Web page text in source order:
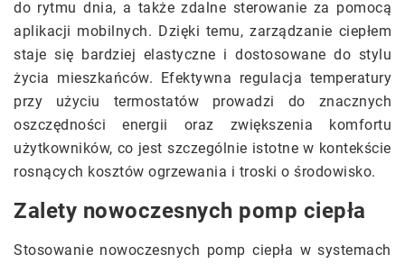
do rytmu dnia, a także zdalne sterowanie za pomocą
aplikacji mobilnych. Dzięki temu, zarządzanie ciepłem
staje się bardziej elastyczne i dostosowane do stylu
życia mieszkańców. Efektywna regulacja temperatury
przy użyciu termostatów prowadzi do znacznych
oszczędności energii oraz zwiększenia komfortu
użytkowników, co jest szczególnie istotne w kontekście
rosnących kosztów ogrzewania i troski o środowisko.
Zalety nowoczesnych pomp ciepła
Stosowanie nowoczesnych pomp ciepła w systemach